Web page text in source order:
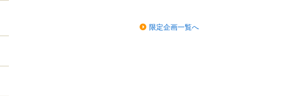
限定企画一覧へ